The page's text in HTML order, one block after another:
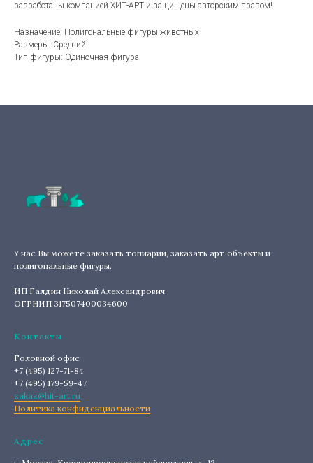
разработаны компанией ХИТ-АРТ и защищены авторским правом!
Назначение: Полигональные фигуры животных
Размеры: Средний
Тип фигуры: Одиночная фигура
У нас Вы можете заказать топиарии, заказать арт объекты и
полигональные фигуры.
ИП Галдин Николай Александрович
ОГРНИП 317507400034600
Контакты
Головной офис
+7 (495) 127-71-84
+7 (495) 179-59-47
zakaz@hit-art.ru
Политика конфиденциальности
Адрес